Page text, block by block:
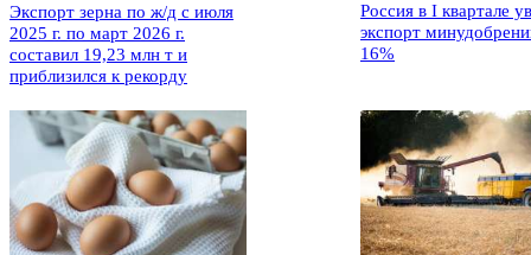
Экспорт зерна по ж/д с июля
2025 г. по март 2026 г.
составил 19,23 млн т и
приблизился к рекорду
Россия в I квартале
экспорт
16%